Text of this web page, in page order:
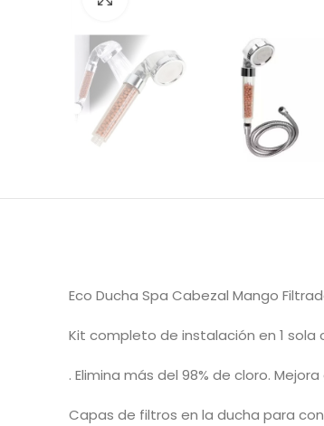
Eco Ducha Spa Cabezal Mango
Kit completo de instalación en 1 sola
. Elimina más del 98% de cloro.
Capas de filtros en la ducha para